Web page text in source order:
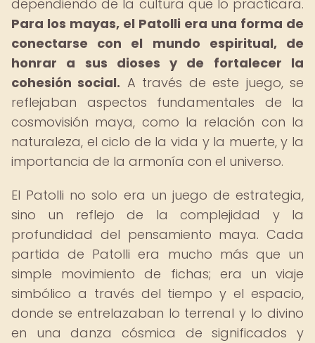
dependiendo de la cultura que lo practicara.
Para los mayas, el Patolli era una forma de
conectarse con el mundo espiritual, de
honrar a sus dioses y de fortalecer la
cohesión social. A través de este juego, se
reflejaban aspectos fundamentales de la
cosmovisión maya, como la relación con la
naturaleza, el ciclo de la vida y la muerte, y la
importancia de la armonía con el universo.
El Patolli no solo era un juego de estrategia,
sino un reflejo de la complejidad y la
profundidad del pensamiento maya. Cada
partida de Patolli era mucho más que un
simple movimiento de fichas; era un viaje
simbólico a través del tiempo y el espacio,
donde se entrelazaban lo terrenal y lo divino
en una danza cósmica de significados y